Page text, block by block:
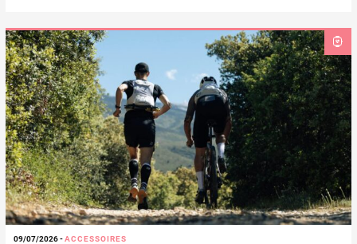
09/07/2026-ACCESSOIRES